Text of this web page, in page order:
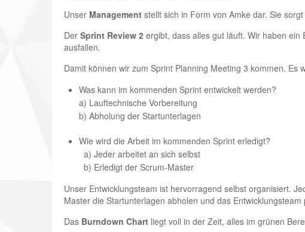
Unser Management stellt sich in Form von Amke dar. Sie
Der Sprint Review 2 ergibt, dass alles gut läuft. Wir haben
ausfallen.
Damit können wir zum Sprint Planning Meeting 3 kommen. Es
Was kann im kommenden Sprint entwickelt werden?
a) Lauftechnische Vorbereitung
b) Abholung der Startunterlagen
Wie wird die Arbeit im kommenden Sprint erledigt?
a) Jeder arbeitet an sich selbst
b) Erledigt der Scrum-Master
Unser Entwicklungsteam ist hervorragend selbst organisiert.
Master die Startunterlagen abholen und das
Das Burndown Chart liegt voll in der Zeit, alles im grünen